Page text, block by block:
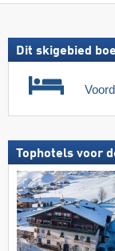
Dit skigebied
Tophotels voor